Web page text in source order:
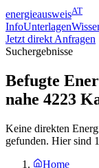
energieausweisAT
InfoUnterlagen
Jetzt direkt Anfragen
Suchergebnisse
Befugte
nahe 4223
Keine direkten
gefunden. Hier sind
Home